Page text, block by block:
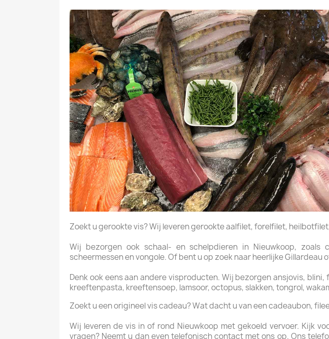
Zoekt u gerookte vis? Wij leveren gerookte aalfilet, forelfilet,
Wij bezorgen ook schaal- en schelpdieren in Nieuwkoop, zoals
scheermessen en vongole. Of bent u op zoek naar heerlijke Gillardeau
Denk ook eens aan andere visproducten. Wij bezorgen ansjovis,
kreeftenpasta, kreeftensoep, lamsoor, octopus, slakken, tongrol,
Zoekt u een origineel vis cadeau? Wat dacht u van een cadeaubon,
Wij leveren de vis in of rond Nieuwkoop met gekoeld vervoer. Kijk
vragen? Neemt u dan even telefonisch contact met ons op. Ons